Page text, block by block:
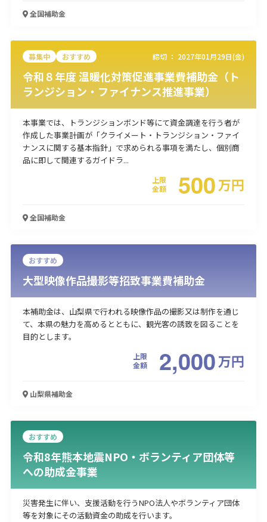
起業・創業
全国補助金
募集中 おすすめ 締切 ： 2027年01月29日(金)
令和８年度 温暖化対策促進事業費補助金（ト
ランジション・ファイナンス推進事業）
本事業では、トランジションボンド等にて資金調達を行う者が
作成した事業計画が「クライメート・トランジション・ファイ
ナンスに関する基本指針」で求められる事項を満たし、個別商
品に即して関連するガイドラ...
上限
金額
500万円
全国補助金
おすすめ
大型映像作品撮影等招致事業費補助金
本補助金は、山梨県で行われる映像作品の撮影又は制作を通じ
て、本県の魅力を高めるとともに、観光客の誘致を図ることを
目的とします。
上限
金額
2,000万円
山梨県補助金
おすすめ
令和8年熊本地震NPO・ボランティア団体等
への助成金事業
災害発生に伴い、支援活動を行うNPO法人やボランティア団体
等を対象にその活動資金の助成を行います。